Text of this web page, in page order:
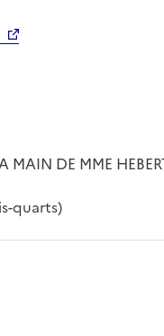
MAIN DE MME
quarts)